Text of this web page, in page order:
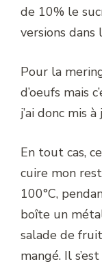
de 10% le
versions
Pour la
d’oeufs mais
j’ai donc mis
En tout cas,
cuire mon
100°C,
boîte un
salade de
mangé. Il